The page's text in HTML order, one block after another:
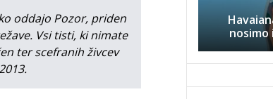
oddajo Pozor, priden
Vsi tisti, ki nimate
ter scefranih živcev
nosimo